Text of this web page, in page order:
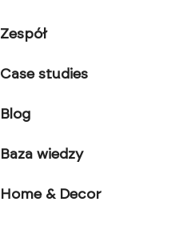
Zespół
Case studies
Blog
Baza wiedzy
Home & Decor